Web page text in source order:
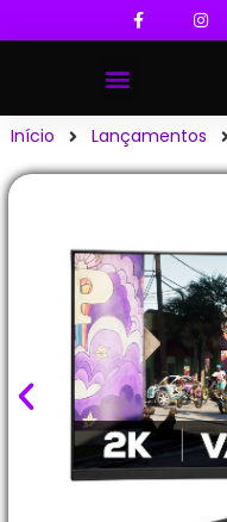
Início Lançamentos